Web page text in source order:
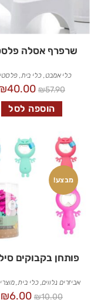
שרפרף אסלה
כלי אמבט, כלי בית,
₪57.90
40.00
הוספה לסל
מבצע!
פותחן בקבוקים
אביזרים נלווים,כלי בית ,
₪10.00
₪6.00